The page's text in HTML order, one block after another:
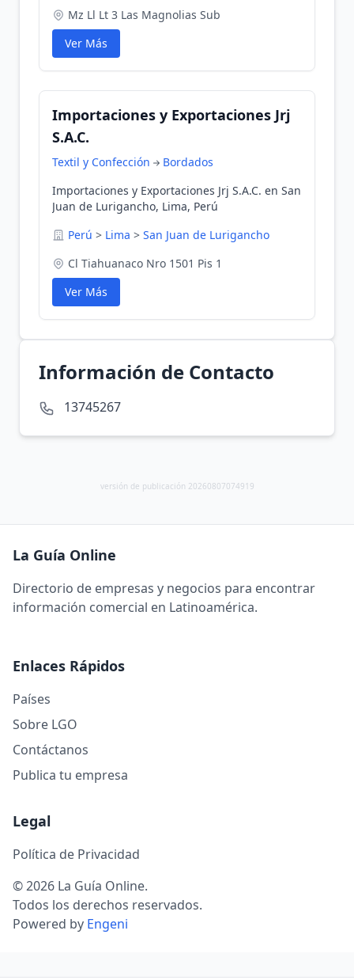
Mz Ll Lt 3 Las Magnolias Sub
Ver Más
Importaciones y Exportaciones Jrj
S.A.C.
Textil y Confección
Bordados
Importaciones y Exportaciones Jrj S.A.C. en San
Juan de Lurigancho, Lima, Perú
Perú > Lima > San Juan de Lurigancho
Cl Tiahuanaco Nro 1501 Pis 1
Ver Más
Información de Contacto
13745267
versión de publicación 20260807074919
La Guía Online
Directorio de empresas y negocios para encontrar
información comercial en Latinoamérica.
Enlaces Rápidos
Países
Sobre LGO
Contáctanos
Publica tu empresa
Legal
Política de Privacidad
© 2026 La Guía Online.
Todos los derechos reservados.
Powered by Engeni